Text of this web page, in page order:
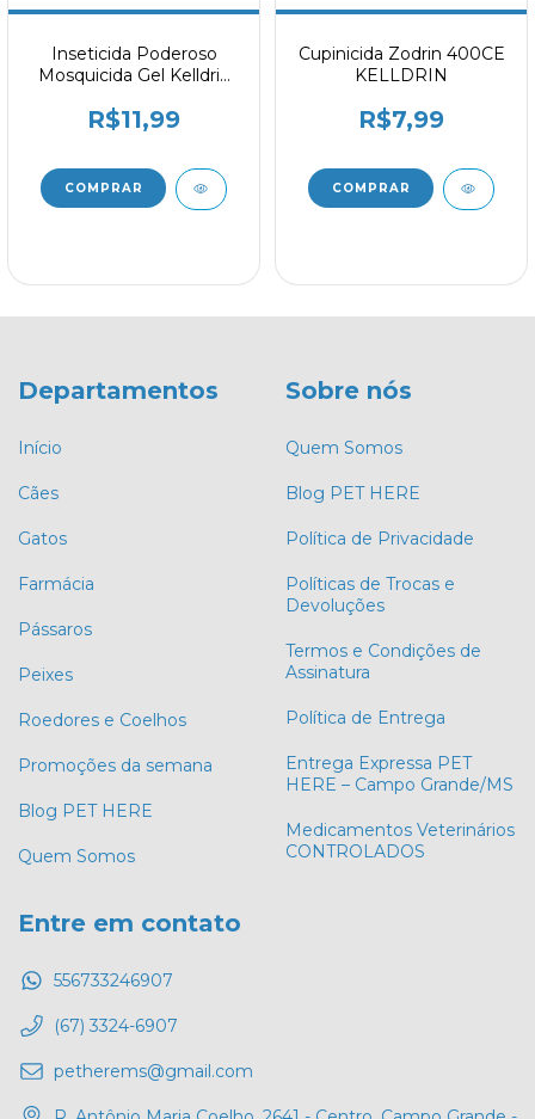
Inseticida Poderoso
Mosquicida Gel Kelldrin
R$11,99
Cupinicida Zodrin 400CE
KELLDRIN
R$7,99
Departamentos
Início
Cães
Gatos
Farmácia
Pássaros
Peixes
Roedores e Coelhos
Promoções da semana
Blog PET HERE
Quem Somos
Sobre nós
Quem Somos
Blog PET HERE
Política de Privacidade
Políticas de Trocas e
Devoluções
Termos e Condições de
Assinatura
Política de Entrega
Entrega Expressa PET
HERE – Campo Grande/MS
Medicamentos Veterinários
CONTROLADOS
Entre em contato
556733246907
(67) 3324-6907
petherems@gmail.com